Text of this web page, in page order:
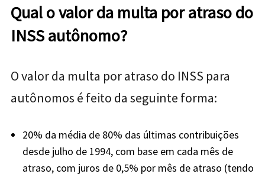
Qual o valor da multa por atraso do
INSS autônomo?
O valor da multa por atraso do INSS para
autônomos é feito da seguinte forma:
20% da média de 80% das últimas contribuições
desde julho de 1994, com base em cada mês de
atraso, com juros de 0,5% por mês de atraso (tendo